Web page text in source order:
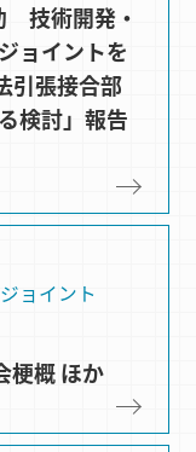
技術開発・
ョイントを
引張接合部
検討」報告
ョイント
梗概 ほか